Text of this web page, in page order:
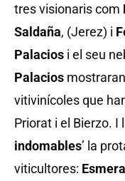
tres visionaris com
Saldaña, (Jerez) i
Palacios i el seu
Palacios
vitivinícoles que
Priorat i el Bierzo. I
indomables’ la
viticultores: